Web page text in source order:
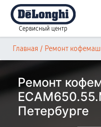
Сервисный центр
Главная / Ремонт
Ремонт
Петербурге